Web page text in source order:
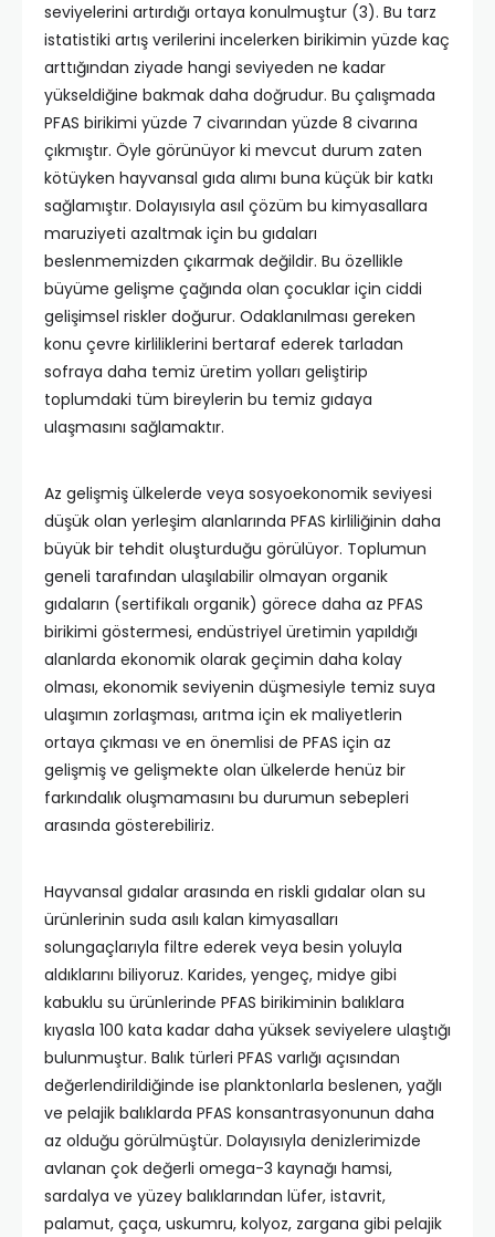
seviyelerini artırdığı ortaya konulmuştur (3). Bu tarz
istatistiki artış verilerini incelerken birikimin yüzde kaç
arttığından ziyade hangi seviyeden ne kadar
yükseldiğine bakmak daha doğrudur. Bu çalışmada
PFAS birikimi yüzde 7 civarından yüzde 8 civarına
çıkmıştır. Öyle görünüyor ki mevcut durum zaten
kötüyken hayvansal gıda alımı buna küçük bir katkı
sağlamıştır. Dolayısıyla asıl çözüm bu kimyasallara
maruziyeti azaltmak için bu gıdaları
beslenmemizden çıkarmak değildir. Bu özellikle
büyüme gelişme çağında olan çocuklar için ciddi
gelişimsel riskler doğurur. Odaklanılması gereken
konu çevre kirliliklerini bertaraf ederek tarladan
sofraya daha temiz üretim yolları geliştirip
toplumdaki tüm bireylerin bu temiz gıdaya
ulaşmasını sağlamaktır.
Az gelişmiş ülkelerde veya sosyoekonomik seviyesi
düşük olan yerleşim alanlarında PFAS kirliliğinin daha
büyük bir tehdit oluşturduğu görülüyor. Toplumun
geneli tarafından ulaşılabilir olmayan organik
gıdaların (sertifikalı organik) görece daha az PFAS
birikimi göstermesi, endüstriyel üretimin yapıldığı
alanlarda ekonomik olarak geçimin daha kolay
olması, ekonomik seviyenin düşmesiyle temiz suya
ulaşımın zorlaşması, arıtma için ek maliyetlerin
ortaya çıkması ve en önemlisi de PFAS için az
gelişmiş ve gelişmekte olan ülkelerde henüz bir
farkındalık oluşmamasını bu durumun sebepleri
arasında gösterebiliriz.
Hayvansal gıdalar arasında en riskli gıdalar olan su
ürünlerinin suda asılı kalan kimyasalları
solungaçlarıyla filtre ederek veya besin yoluyla
aldıklarını biliyoruz. Karides, yengeç, midye gibi
kabuklu su ürünlerinde PFAS birikiminin balıklara
kıyasla 100 kata kadar daha yüksek seviyelere ulaştığı
bulunmuştur. Balık türleri PFAS varlığı açısından
değerlendirildiğinde ise planktonlarla beslenen, yağlı
ve pelajik balıklarda PFAS konsantrasyonunun daha
az olduğu görülmüştür. Dolayısıyla denizlerimizde
avlanan çok değerli omega-3 kaynağı hamsi,
sardalya ve yüzey balıklarından lüfer, istavrit,
palamut, çaça, uskumru, kolyoz, zargana gibi pelajik